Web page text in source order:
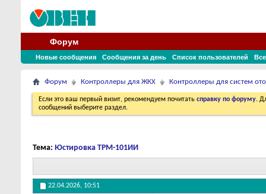
Форум
Новые сообщения Сообщения за день Список пользователей
Форум Контроллеры для ЖКХ Контроллеры для систем
Если это ваш первый визит, рекомендуем почитать справку по форуму.
сообщений выберите раздел.
Тема: Юстировка ТРМ-101ИИ
22.04.2026, 10:51